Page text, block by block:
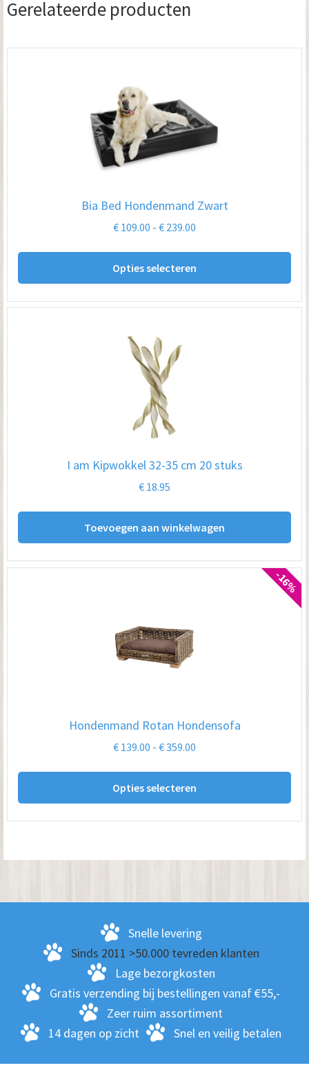
Gerelateerde producten
Bia Bed Hondenmand Zwart
€ 109.00 - € 239.00
€ 239.00
Opties selecteren
Dit
I am Kipwokkel 32-35 cm 20 stuks
€ 18.95
Toevoegen aan winkelwagen
-16%
Hondenmand Rotan Hondensofa
€ 139.00 - €359.00
€ 359.00
Opties selecteren
Dit
Snelle levering
Sinds 2011 >50.000 tevreden klanten
Lage bezorgkosten
Gratis verzending bij bestellingen vanaf €55,-
Zeer ruim assortiment
14 dagen op zicht
Snel en veilig betalen